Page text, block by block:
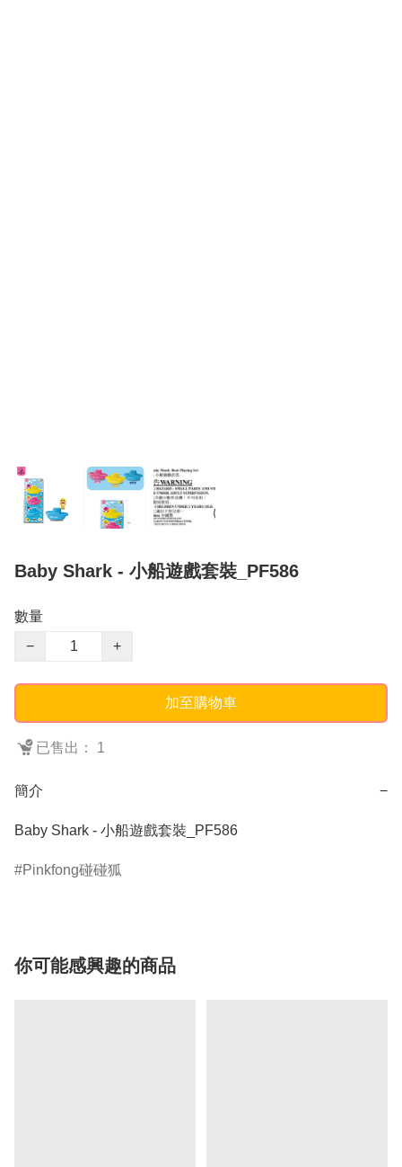
Baby Shark - 小船遊戲套裝_PF586
數量
−
+
加至購物車
已售出： 1
簡介 −
Baby Shark - 小船遊戲套裝_PF586
Pinkfong碰碰狐
你可能感興趣的商品